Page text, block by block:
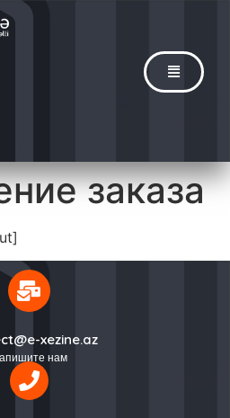
заказа
xezine.az
нам